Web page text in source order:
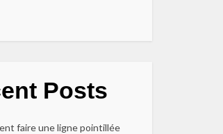
Posts
faire une ligne pointillée